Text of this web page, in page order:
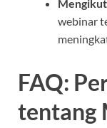
webinar
FAQ:
tentang